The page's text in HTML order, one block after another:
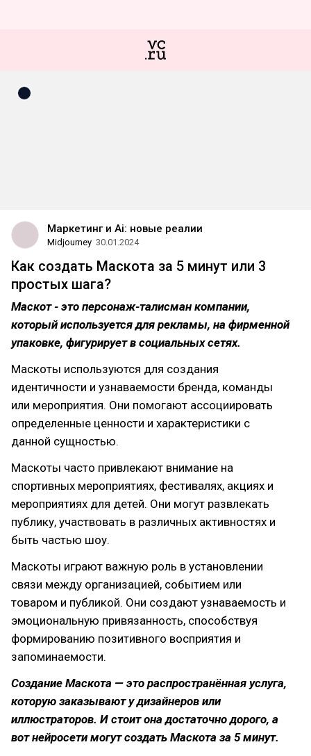
Маркетинг и Ai: новые реалии
Midjourney 30.01.2024
Как создать Маскота за 5 минут или 3
простых шага?
Маскот - это персонаж-талисман компании,
который используется для рекламы, на фирменной
упаковке, фигурирует в социальных сетях.
Маскоты используются для создания
идентичности и узнаваемости бренда, команды
или мероприятия. Они помогают ассоциировать
определенные ценности и характеристики с
данной сущностью.
Маскоты часто привлекают внимание на
спортивных мероприятиях, фестивалях, акциях и
мероприятиях для детей. Они могут развлекать
публику, участвовать в различных активностях и
быть частью шоу.
Маскоты играют важную роль в установлении
связи между организацией, событием или
товаром и публикой. Они создают узнаваемость и
эмоциональную привязанность, способствуя
формированию позитивного восприятия и
запоминаемости.
Создание Маскота — это распространённая услуга,
которую заказывают у дизайнеров или
иллюстраторов. И стоит она достаточно дорого, а
вот нейросети могут создать Маскота за 5 минут.